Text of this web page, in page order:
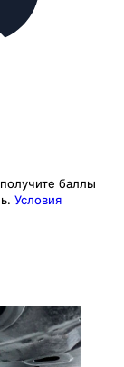
баллы
Условия